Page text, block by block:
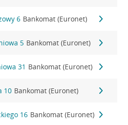
6 Bankomat (Euronet)
5 Bankomat (Euronet)
31 Bankomat (Euronet)
10 Bankomat (Euronet)
16 Bankomat (Euronet)